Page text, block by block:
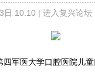
日 10:10 | 进入复兴论坛
四军医大学口腔医院儿